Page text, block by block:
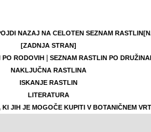
NAZAJ NA CELOTEN SEZNAM RASTLIN
[ZADNJA STRAN]
PO RODOVIH|
SEZNAM RASTLIN PO
NAKLJUČNA RASTLINA
ISKANJE RASTLIN
LITERATURA
JIH JE MOGOČE KUPITI V BOTANIČNEM